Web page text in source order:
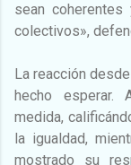
sean
colectivos»,
La reacción
hecho esperar.
medida,
la igualdad,
mostrado su